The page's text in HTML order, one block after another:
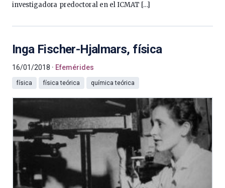
investigadora predoctoral en el ICMAT […]
Inga Fischer-Hjalmars, física
16/01/2018 Efemérides
física física teórica química teórica